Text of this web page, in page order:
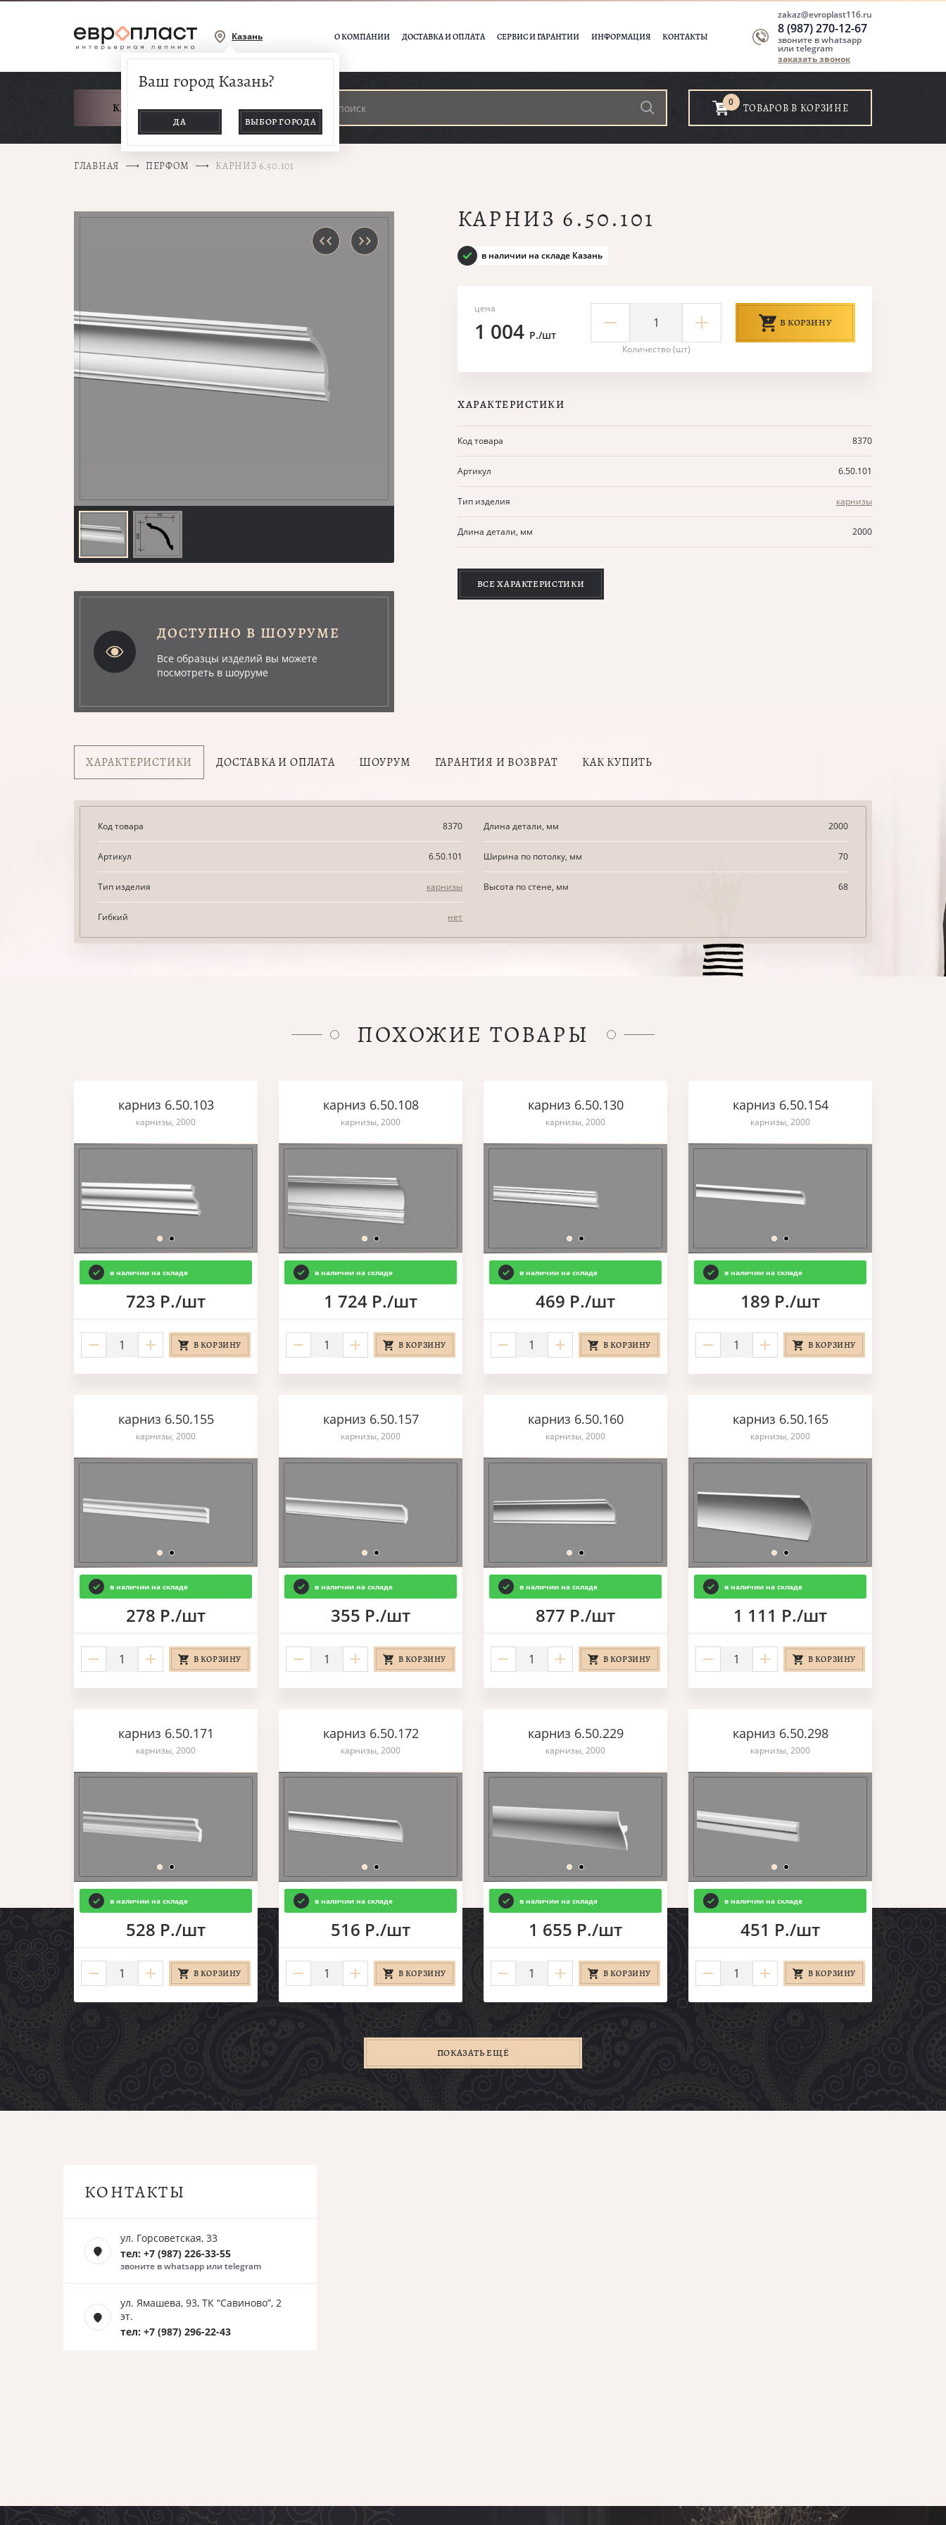
Казань О КОМПАНИИ ДОСТАВКА И ОПЛАТА СЕРВИС И ГАРАНТИИ ИНФОРМАЦИЯ КОНТАКТЫ
zakaz@evroplast116.ru
8 (987) 270-12-67
звоните в whatsapp
или telegram
заказать звонок
Ваш город Казань?
ДА ВЫБОР ГОРОДА
КАТАЛОГ ТОВАРОВ 0 ТОВАРОВ В КОРЗИНЕ
ГЛАВНАЯ ПЕРФОМ КАРНИЗ 6.50.101
ДОСТУПНО В ШОУРУМЕ
Все образцы изделий вы можете
посмотреть в шоуруме
КАРНИЗ 6.50.101
в наличии на складе Казань
цена
1 004 Р./шт
Количество (шт)
В КОРЗИНУ
ХАРАКТЕРИСТИКИ
Код товара 8370
Артикул 6.50.101
Тип изделия карнизы
Длина детали, мм 2000
ВСЕ ХАРАКТЕРИСТИКИ
ХАРАКТЕРИСТИКИ ДОСТАВКА И ОПЛАТА ШОУРУМ ГАРАНТИЯ И ВОЗВРАТ КАК КУПИТЬ
Код товара 8370
Артикул 6.50.101
Тип изделия карнизы
Гибкий нет
Длина детали, мм 2000
Ширина по потолку, мм 70
Высота по стене, мм 68
ПОХОЖИЕ ТОВАРЫ
карниз 6.50.103
карнизы, 2000
в наличии на складе
723 Р./шт
В КОРЗИНУ
карниз 6.50.108
карнизы, 2000
в наличии на складе
1 724 Р./шт
В КОРЗИНУ
карниз 6.50.130
карнизы, 2000
в наличии на складе
469 Р./шт
В КОРЗИНУ
карниз 6.50.154
карнизы, 2000
в наличии на складе
189 Р./шт
В КОРЗИНУ
карниз 6.50.155
карнизы, 2000
в наличии на складе
278 Р./шт
В КОРЗИНУ
карниз 6.50.157
карнизы, 2000
в наличии на складе
355 Р./шт
В КОРЗИНУ
карниз 6.50.160
карнизы, 2000
в наличии на складе
877 Р./шт
В КОРЗИНУ
карниз 6.50.165
карнизы, 2000
в наличии на складе
1 111 Р./шт
В КОРЗИНУ
карниз 6.50.171
карнизы, 2000
в наличии на складе
528 Р./шт
В КОРЗИНУ
карниз 6.50.172
карнизы, 2000
в наличии на складе
516 Р./шт
В КОРЗИНУ
карниз 6.50.229
карнизы, 2000
в наличии на складе
1 655 Р./шт
В КОРЗИНУ
карниз 6.50.298
карнизы, 2000
в наличии на складе
451 Р./шт
В КОРЗИНУ
ПОКАЗАТЬ ЕЩЁ
КОНТАКТЫ
ул. Горсоветская, 33
тел: +7 (987) 226-33-55
звоните в whatsapp или telegram
ул. Ямашева, 93, ТК “Савиново”, 2
эт.
тел: +7 (987) 296-22-43